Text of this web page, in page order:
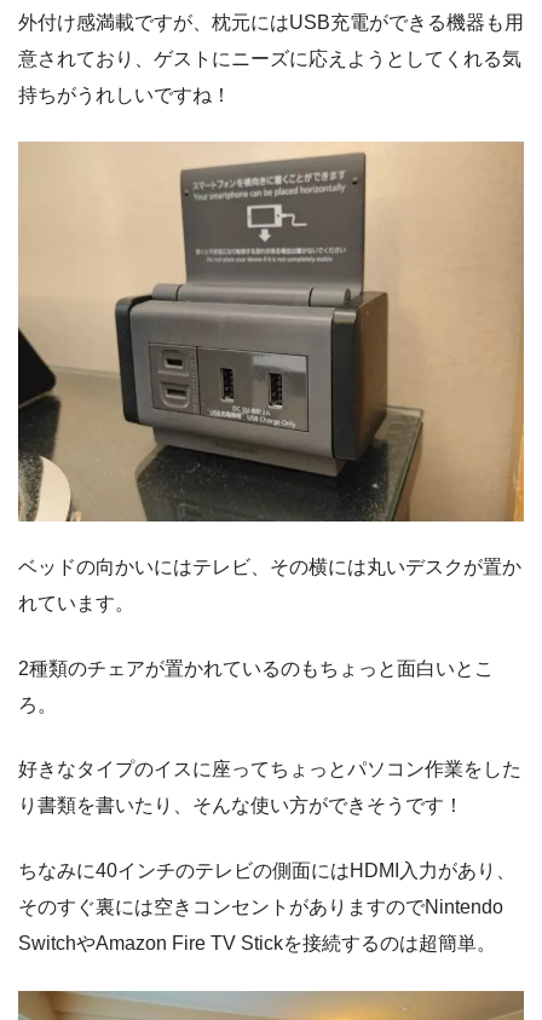
外付け感満載ですが、枕元にはUSB充電ができる機器も用
意されており、ゲストにニーズに応えようとしてくれる気
持ちがうれしいですね！
ベッドの向かいにはテレビ、その横には丸いデスクが置か
れています。
2種類のチェアが置かれているのもちょっと面白いとこ
ろ。
好きなタイプのイスに座ってちょっとパソコン作業をした
り書類を書いたり、そんな使い方ができそうです！
ちなみに40インチのテレビの側面にはHDMI入力があり、
そのすぐ裏には空きコンセントがありますのでNintendo
SwitchやAmazon Fire TV Stickを接続するのは超簡単。